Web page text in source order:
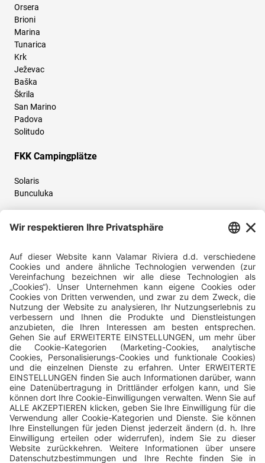
Orsera
Brioni
Marina
Tunarica
Krk
Ježevac
Baška
Škrila
San Marino
Padova
Solitudo
FKK Campingplätze
Solaris
Bunculuka
Folgen Sie uns und teilen Sie Ihr Urlaubserlebnis mit uns!